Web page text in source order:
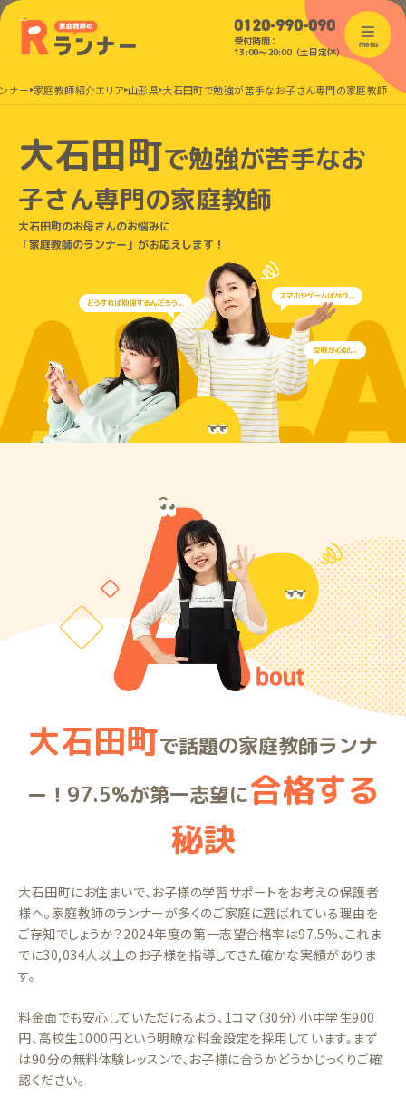
0120-990-090
受付時間：
13:00〜20:00（土日定休）
menu
ナー 家庭教師紹介エリア 山形県 大石田町で勉強が苦手なお子さん専門の家庭教師
大石田町で勉強が苦手なお
子さん専門の家庭教師
大石田町のお母さんのお悩みに
「家庭教師のランナー」がお応えします！
大石田町で話題の家庭教師ランナ
ー！97.5%が第一志望に合格する
秘訣
大石田町にお住まいで、お子様の学習サポートをお考えの保護者
様へ。家庭教師のランナーが多くのご家庭に選ばれている理由を
ご存知でしょうか？2024年度の第一志望合格率は97.5%、これま
でに30,034人以上のお子様を指導してきた確かな実績がありま
す。
料金面でも安心していただけるよう、1コマ（30分）小中学生900
円、高校生1000円という明瞭な料金設定を採用しています。まず
は90分の無料体験レッスンで、お子様に合うかどうかじっくりご確
認ください。